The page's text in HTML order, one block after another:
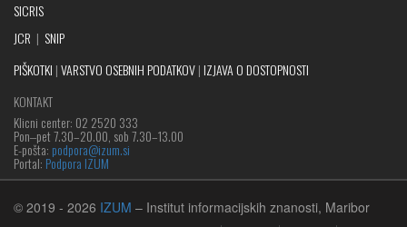
SICRIS
JCR | SNIP
PIŠKOTKI |VARSTVO OSEBNIH PODATKOV| IZJAVA O DOSTOPNOSTI
KONTAKT
Klicni center: 02 2520 333
Pon‒pet 7.30–20.00, sob 7.30–13.00
E-pošta: podpora@izum.si
Portal: Podpora IZUM
© 2019 - 2026 IZUM – Institut informacijskih znanosti, Maribor